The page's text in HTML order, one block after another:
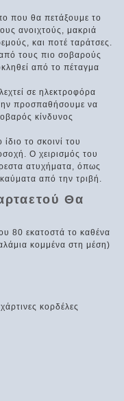
που θα πετάξουμε το
ανοιχτούς, μακριά
και ποτέ ταράτσες.
τους πιο σοβαρούς
από το πέταγμα
σε ηλεκτροφόρα
προσπαθήσουμε να
κίνδυνος
το σκοινί του
Ο χειρισμός του
ατυχήματα, όπως
από την τριβή.
Θα
80 εκατοστά το καθένα
κομμένα στη μέση)
κορδέλες